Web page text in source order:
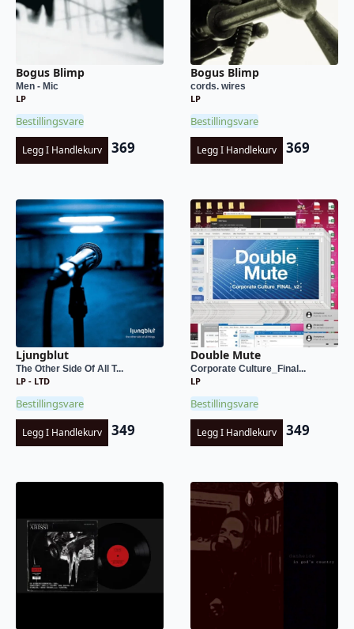
Bogus Blimp
Men - Mic
LP
Bestillingsvare
Legg I Handlekurv 369
Bogus Blimp
cords. wires
LP
Bestillingsvare
Legg I Handlekurv 369
Ljungblut
The Other Side Of All T...
LP - LTD
Bestillingsvare
Legg I Handlekurv 349
Double Mute
Corporate Culture_Final...
LP
Bestillingsvare
Legg I Handlekurv 349